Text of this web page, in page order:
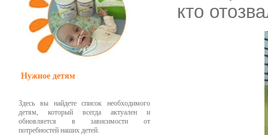
Нужное детям
Здесь вы найдете список необходимого
детям, который всегда актуален и
обновляется в зависимости от
потребностей наших детей.
кто